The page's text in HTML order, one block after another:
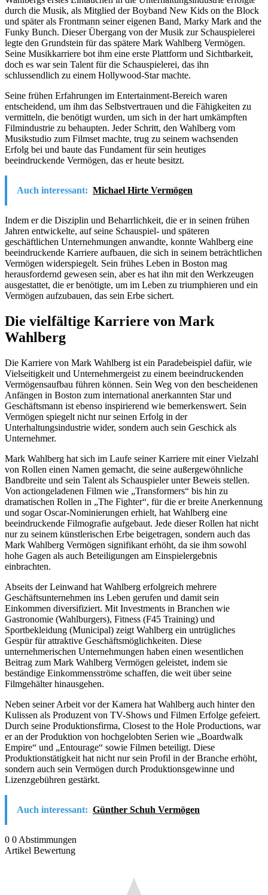
durch die Musik, als Mitglied der Boyband New Kids on the Block
und später als Frontmann seiner eigenen Band, Marky Mark and the
Funky Bunch. Dieser Übergang von der Musik zur Schauspielerei
legte den Grundstein für das spätere Mark Wahlberg Vermögen.
Seine Musikkarriere bot ihm eine erste Plattform und Sichtbarkeit,
doch es war sein Talent für die Schauspielerei, das ihn
schlussendlich zu einem Hollywood-Star machte.
Seine frühen Erfahrungen im Entertainment-Bereich waren
entscheidend, um ihm das Selbstvertrauen und die Fähigkeiten zu
vermitteln, die benötigt wurden, um sich in der hart umkämpften
Filmindustrie zu behaupten. Jeder Schritt, den Wahlberg vom
Musikstudio zum Filmset machte, trug zu seinem wachsenden
Erfolg bei und baute das Fundament für sein heutiges
beeindruckende Vermögen, das er heute besitzt.
Auch interessant: Michael Hirte Vermögen
Indem er die Disziplin und Beharrlichkeit, die er in seinen frühen
Jahren entwickelte, auf seine Schauspiel- und späteren
geschäftlichen Unternehmungen anwandte, konnte Wahlberg eine
beeindruckende Karriere aufbauen, die sich in seinem beträchtlichen
Vermögen widerspiegelt. Sein frühes Leben in Boston mag
herausfordernd gewesen sein, aber es hat ihn mit den Werkzeugen
ausgestattet, die er benötigte, um im Leben zu triumphieren und ein
Vermögen aufzubauen, das sein Erbe sichert.
Die vielfältige Karriere von Mark
Wahlberg
Die Karriere von Mark Wahlberg ist ein Paradebeispiel dafür, wie
Vielseitigkeit und Unternehmergeist zu einem beeindruckenden
Vermögensaufbau führen können. Sein Weg von den bescheidenen
Anfängen in Boston zum international anerkannten Star und
Geschäftsmann ist ebenso inspirierend wie bemerkenswert. Sein
Vermögen spiegelt nicht nur seinen Erfolg in der
Unterhaltungsindustrie wider, sondern auch sein Geschick als
Unternehmer.
Mark Wahlberg hat sich im Laufe seiner Karriere mit einer Vielzahl
von Rollen einen Namen gemacht, die seine außergewöhnliche
Bandbreite und sein Talent als Schauspieler unter Beweis stellen.
Von actiongeladenen Filmen wie „Transformers“ bis hin zu
dramatischen Rollen in „The Fighter“, für die er breite Anerkennung
und sogar Oscar-Nominierungen erhielt, hat Wahlberg eine
beeindruckende Filmografie aufgebaut. Jede dieser Rollen hat nicht
nur zu seinem künstlerischen Erbe beigetragen, sondern auch das
Mark Wahlberg Vermögen signifikant erhöht, da sie ihm sowohl
hohe Gagen als auch Beteiligungen am Einspielergebnis
einbrachten.
Abseits der Leinwand hat Wahlberg erfolgreich mehrere
Geschäftsunternehmen ins Leben gerufen und damit sein
Einkommen diversifiziert. Mit Investments in Branchen wie
Gastronomie (Wahlburgers), Fitness (F45 Training) und
Sportbekleidung (Municipal) zeigt Wahlberg ein untrügliches
Gespür für attraktive Geschäftsmöglichkeiten. Diese
unternehmerischen Unternehmungen haben einen wesentlichen
Beitrag zum Mark Wahlberg Vermögen geleistet, indem sie
beständige Einkommensströme schaffen, die weit über seine
Filmgehälter hinausgehen.
Neben seiner Arbeit vor der Kamera hat Wahlberg auch hinter den
Kulissen als Produzent von TV-Shows und Filmen Erfolge gefeiert.
Durch seine Produktionsfirma, Closest to the Hole Productions, war
er an der Produktion von hochgelobten Serien wie „Boardwalk
Empire“ und „Entourage“ sowie Filmen beteiligt. Diese
Produktionstätigkeit hat nicht nur sein Profil in der Branche erhöht,
sondern auch sein Vermögen durch Produktionsgewinne und
Lizenzgebühren gestärkt.
Auch interessant: Günther Schuh Vermögen
0 0 Abstimmungen
Artikel Bewertung